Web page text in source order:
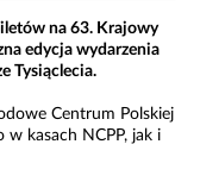
na 63. Krajowy
edycja wydarzenia
Tysiąclecia.
Centrum Polskiej
w kasach NCPP, jak i